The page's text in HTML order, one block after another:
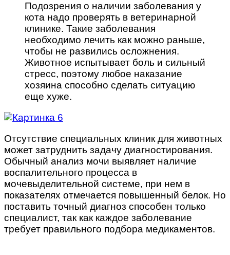
Подозрения о наличии заболевания у
кота надо проверять в ветеринарной
клинике. Такие заболевания
необходимо лечить как можно раньше,
чтобы не развились осложнения.
Животное испытывает боль и сильный
стресс, поэтому любое наказание
хозяина способно сделать ситуацию
еще хуже.
Отсутствие специальных клиник для животных
может затруднить задачу диагностирования.
Обычный анализ мочи выявляет наличие
воспалительного процесса в
мочевыделительной системе, при нем в
показателях отмечается повышенный белок. Но
поставить точный диагноз способен только
специалист, так как каждое заболевание
требует правильного подбора медикаментов.